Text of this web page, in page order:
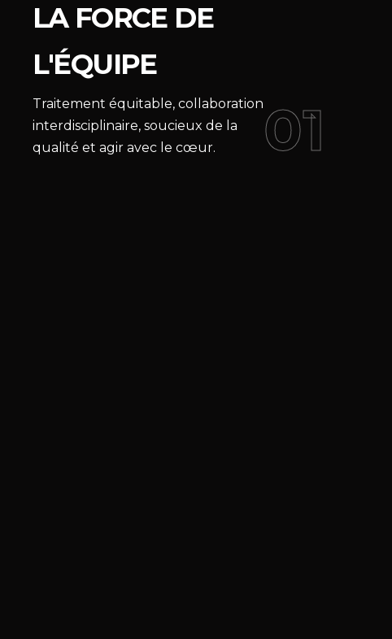
LA FORCE DE
L'ÉQUIPE
Traitement équitable, collaboration
interdisciplinaire, soucieux de la
qualité et agir avec le cœur.
01